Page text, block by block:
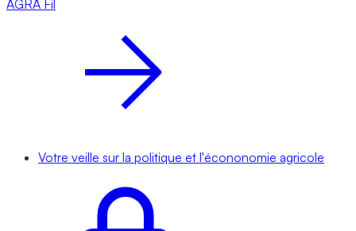
AGRA Fil
Votre veille sur la politique et l'écononomie agricole